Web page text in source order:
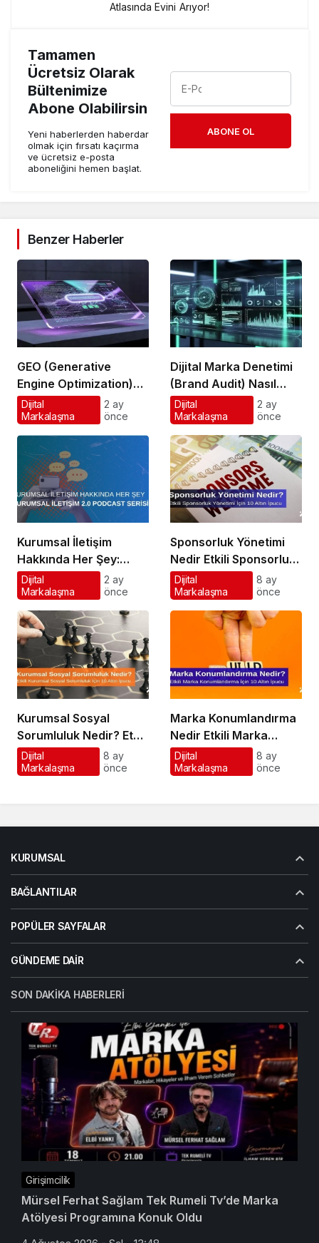
Atlasında Evini Arıyor!
Tamamen
Ücretsiz Olarak
Bültenimize
Abone Olabilirsin
Yeni haberlerden haberdar
olmak için fırsatı kaçırma
ve ücretsiz e-posta
aboneliğini hemen başlat.
ABONE OL
Benzer Haberler
GEO (Generative
Engine Optimization)
Nedir?
Dijital
Markalaşma
2 ay
önce
Dijital Marka Denetimi
(Brand Audit) Nasıl
Yapılır?
Dijital
Markalaşma
2 ay
önce
Kurumsal İletişim
Hakkında Her Şey:
Kurumsal İletişim 2.0
Podcast Serisi
Dijital
Markalaşma
2 ay
önce
Sponsorluk Yönetimi
Nedir Etkili Sponsorluk
Yönetimi İçin 10 Altın
İpucu
Dijital
Markalaşma
8 ay
önce
Kurumsal Sosyal
Sorumluluk Nedir? Etkili
Kurumsal Sosyal
Sorumluluk İçin 10 Altın
Dijital
Markalaşma
8 ay
önce
Marka Konumlandırma
Nedir Etkili Marka
Konumlandırma İçin 10
Altın İpucu
Dijital
Markalaşma
8 ay
önce
KURUMSAL
BAĞLANTILAR
POPÜLER SAYFALAR
GÜNDEME DAIR
SON DAKIKA HABERLERI
Girişimcilik
Mürsel Ferhat Sağlam Tek Rumeli Tv’de Marka
Atölyesi Programına Konuk Oldu